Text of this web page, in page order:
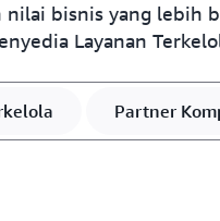
bisnis yang lebih
Layanan
Partner